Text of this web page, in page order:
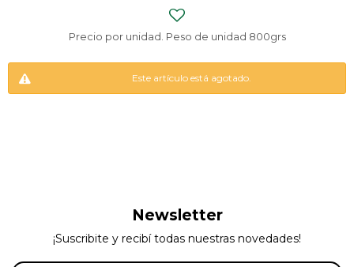
Precio por unidad. Peso de unidad 800grs
Este artículo está agotado.
Newsletter
¡Suscribite y recibí todas nuestras novedades!